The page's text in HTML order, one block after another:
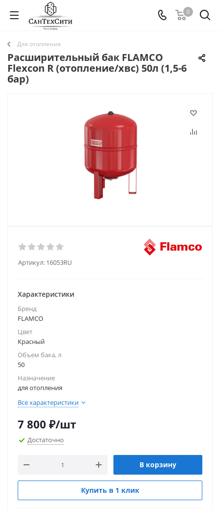
0
Для отопления
Расширительный бак FLAMCO
Flexcon R (отопление/хвс) 50л (1,5-6
бар)
Артикул: 16053RU
Характеристики
Бренд
FLAMCO
Цвет
Красный
Объем бака, л
50
Назначение
для отопления
Все характеристики
7 800 ₽/шт
Достаточно
В корзину
Купить в 1 клик